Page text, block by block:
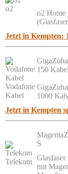
o2
o2
Jetzt in Kempten:
Vodafone
Kabel
150 Kabel
1000
Jetzt in Kempten
Telekom
S
Glasfaser
mit